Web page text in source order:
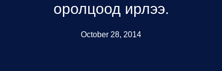
оролцоод ирлээ.
October 28, 2014